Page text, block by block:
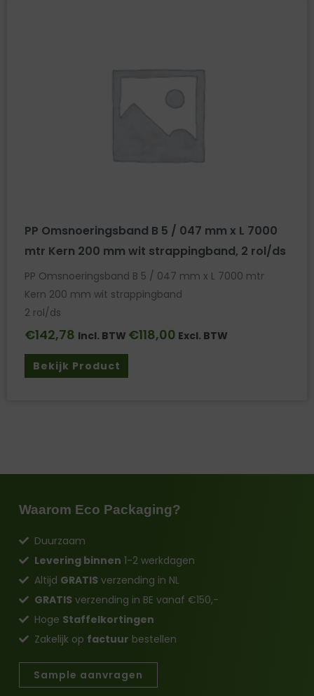
PP Omsnoeringsband B 5 / 047 mm x L 7000
mtr Kern 200 mm wit strappingband, 2 rol/ds
PP Omsnoeringsband B 5 / 047 mm x L 7000 mtr
Kern 200 mm wit strappingband
2 rol/ds
€142,78 Incl. BTW €118,00 Excl. BTW
Bekijk Product
Waarom Eco Packaging?
Duurzaam
Levering binnen 1-2 werkdagen
Altijd GRATIS verzending in NL
GRATIS verzending in BE vanaf €150,-
Hoge Staffelkortingen
Zakelijk op factuur bestellen
Sample aanvragen